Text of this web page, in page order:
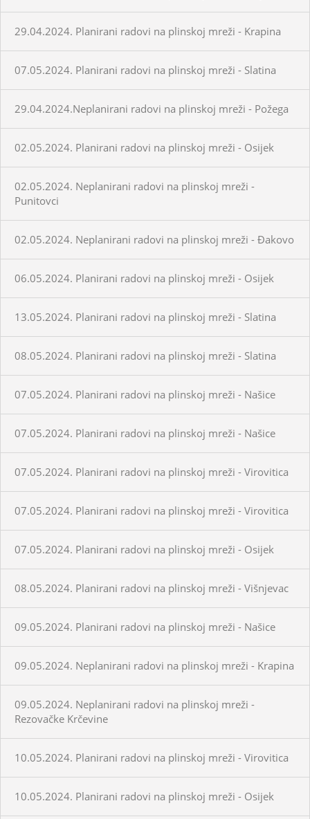
29.04.2024. Planirani radovi na plinskoj mreži - Krapina
07.05.2024. Planirani radovi na plinskoj mreži - Slatina
29.04.2024.Neplanirani radovi na plinskoj mreži - Požega
02.05.2024. Planirani radovi na plinskoj mreži - Osijek
02.05.2024. Neplanirani radovi na plinskoj mreži -
Punitovci
02.05.2024. Neplanirani radovi na plinskoj mreži - Đakovo
06.05.2024. Planirani radovi na plinskoj mreži - Osijek
13.05.2024. Planirani radovi na plinskoj mreži - Slatina
08.05.2024. Planirani radovi na plinskoj mreži - Slatina
07.05.2024. Planirani radovi na plinskoj mreži - Našice
07.05.2024. Planirani radovi na plinskoj mreži - Našice
07.05.2024. Planirani radovi na plinskoj mreži - Virovitica
07.05.2024. Planirani radovi na plinskoj mreži - Virovitica
07.05.2024. Planirani radovi na plinskoj mreži - Osijek
08.05.2024. Planirani radovi na plinskoj mreži - Višnjevac
09.05.2024. Planirani radovi na plinskoj mreži - Našice
09.05.2024. Neplanirani radovi na plinskoj mreži - Krapina
09.05.2024. Neplanirani radovi na plinskoj mreži -
Rezovačke Krčevine
10.05.2024. Planirani radovi na plinskoj mreži - Virovitica
10.05.2024. Planirani radovi na plinskoj mreži - Osijek